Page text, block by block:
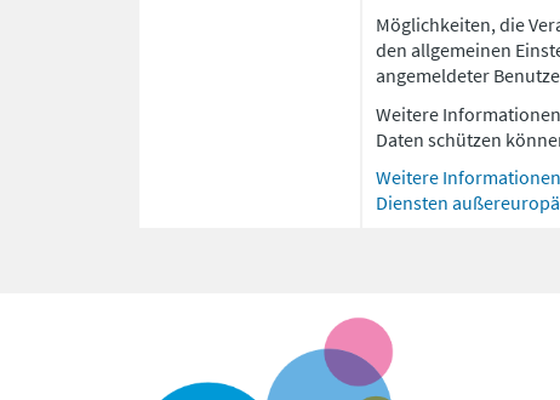
Möglichkeiten, die
den allgemeinen
angemeldeter
Weitere
Daten schützen
Weitere
Diensten